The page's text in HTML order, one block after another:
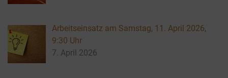
Arbeitseinsatz am Samstag, 11. April 2026,
9:30 Uhr
7. April 2026